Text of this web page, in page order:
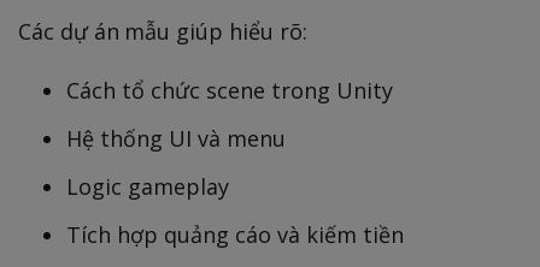
Các dự án mẫu giúp hiểu rõ:
Cách tổ chức scene trong Unity
Hệ thống UI và menu
Logic gameplay
Tích hợp quảng cáo và kiếm tiền